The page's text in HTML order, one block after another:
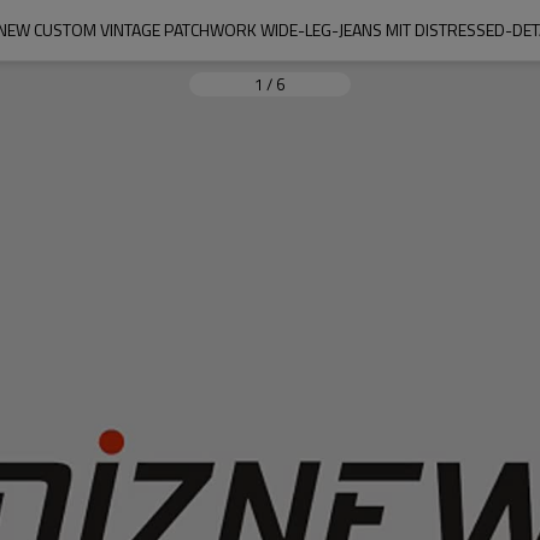
CUSTOM VINTAGE PATCHWORK WIDE-LEG-JEANS MIT DISTRESSED-
1 / 6